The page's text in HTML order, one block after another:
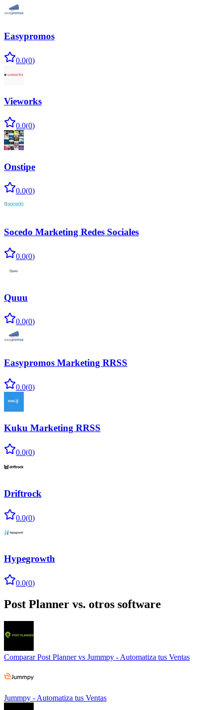
Easypromos
0.0(0)
Vieworks
0.0(0)
Onstipe
0.0(0)
Socedo Marketing Redes Sociales
0.0(0)
Quuu
0.0(0)
Easypromos Marketing RRSS
0.0(0)
Kuku Marketing RRSS
0.0(0)
Driftrock
0.0(0)
Hypegrowth
0.0(0)
Post Planner vs. otros software
Comparar Post Plannervs Jummpy - Automatiza tus Ventas
Jummpy - Automatiza tus Ventas